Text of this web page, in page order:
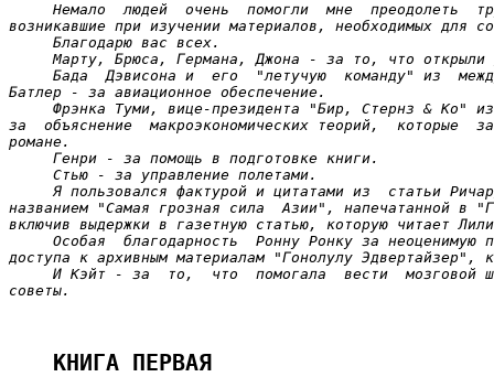
Немало  людей  очень  помогли  мне  преодолеть
возникавшие при изучении материалов, необходимых для
Благодарю вас всех.
Марту, Брюса, Германа, Джона - за то, что открыли
Бада  Дэвисона и  его  "летучую  команду" из
Батлер - за авиационное обеспечение.
Фрэнка Туми, вице-президента "Бир, Стернз & Ко"
за  объяснение  макроэкономических теорий,  которые
романе.
Генри - за помощь в подготовке книги.
Стью - за управление полетами.
Я пользовался фактурой и цитатами из  статьи
названием "Самая грозная сила  Азии", напечатанной в
включив выдержки в газетную статью, которую читает
Особая  благодарность  Ронну Ронку за неоценимую
доступа к архивным материалам "Гонолулу Эдвертайзер",
И Кэйт - за  то,  что  помогала  вести  мозговой
советы.
КНИГА ПЕРВАЯ